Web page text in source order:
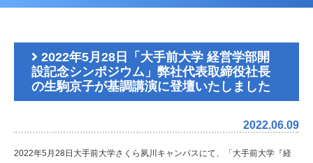
2022年5月28日「大手前大学 経営学部開
設記念シンポジウム」弊社代表取締役社長
の生駒京子が基調講演に登壇いたしました
2022.06.09
2022年5月28日大手前大学さくら夙川キャンパスにて、「大手前大学『経